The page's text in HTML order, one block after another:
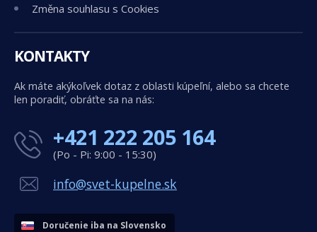
Změna souhlasu s Cookies
KONTAKTY
Ak máte akýkoľvek dotaz z oblasti kúpeľní, alebo sa chcete
len poradiť, obráťte sa na nás:
+421 222 205 164
(Po - Pi: 9:00 - 15:30)
info@svet-kupelne.sk
Doručenie iba na Slovensko